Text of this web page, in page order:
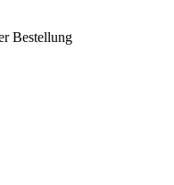
Bestellung